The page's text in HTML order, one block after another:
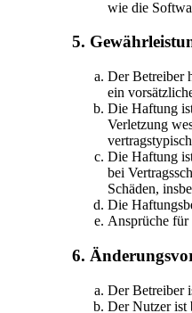
wie die
5.
Der Betreiber
ein
Die Haftung
Verletzung
Die Haftung
bei
Schäden,
Die
Ansprüche für
6.
Der Betreiber
Der Nutzer ist